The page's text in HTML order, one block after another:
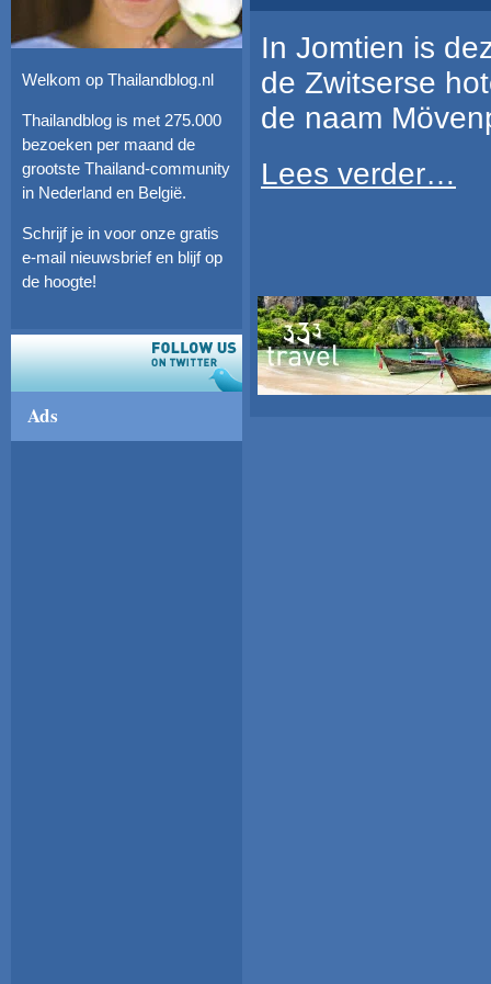
Welkom op Thailandblog.nl
Thailandblog is met 275.000
bezoeken per maand de
grootste Thailand-community
in Nederland en België.
Schrijf je in voor onze gratis
e-mail nieuwsbrief en blijf op
de hoogte!
Ads
In Jomtien is
de Zwitserse
de naam
Lees verder…